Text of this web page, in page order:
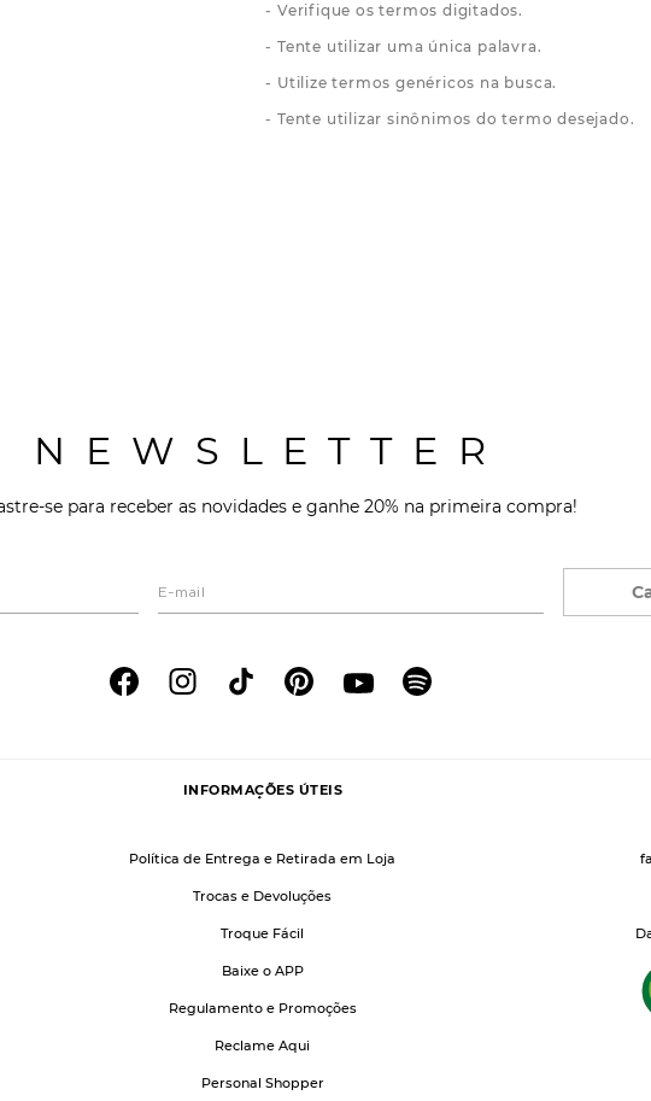
Verifique os termos digitados.
Tente utilizar uma única palavra.
Utilize termos genéricos na busca.
Tente utilizar sinônimos do termo desejado.
NEWSLETTER
se para receber as novidades e ganhe 20% na primeira compra!
INFORMAÇÕES ÚTEIS
Política de Entrega e Retirada em Loja
Trocas e Devoluções
Troque Fácil
Baixe o APP
Regulamento e Promoções
Reclame Aqui
Personal Shopper